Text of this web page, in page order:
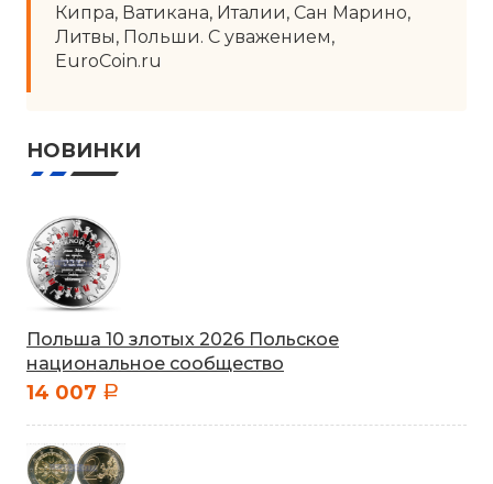
Кипра, Ватикана, Италии, Сан Марино,
Литвы, Польши. С уважением,
EuroCoin.ru
НОВИНКИ
Польша 10 злотых 2026 Польское
национальное сообщество
14 007 a